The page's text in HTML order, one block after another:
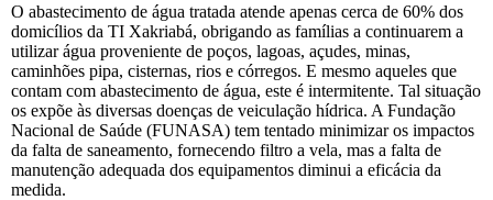
O abastecimento de água tratada atende apenas cerca de 60% dos
domicílios da TI Xakriabá, obrigando as famílias a continuarem a
utilizar água proveniente de poços, lagoas, açudes, minas,
caminhões pipa, cisternas, rios e córregos. E mesmo aqueles que
contam com abastecimento de água, este é intermitente. Tal situação
os expõe às diversas doenças de veiculação hídrica. A Fundação
Nacional de Saúde (FUNASA) tem tentado minimizar os impactos
da falta de saneamento, fornecendo filtro a vela, mas a falta de
manutenção adequada dos equipamentos diminui a eficácia da
medida.